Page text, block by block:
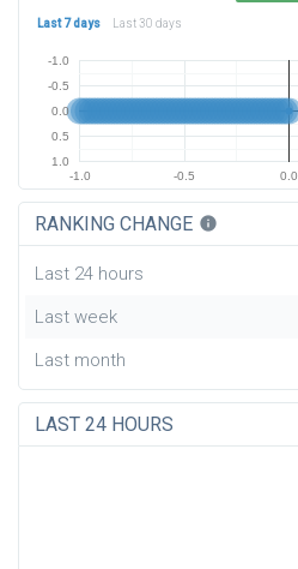
Last 7 days Last 30 days
-1.0 -0.5 0.0
-1.0
-0.5
0.0
0.5
1.0
RANKING CHANGE info
Last 24 hours
Last week
Last month
LAST 24 HOURS